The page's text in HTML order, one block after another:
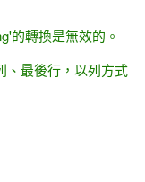
的轉換是無效的。
、最後行，以列方式